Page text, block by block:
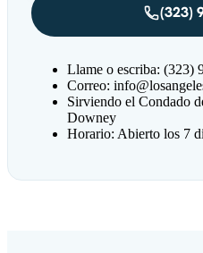
(323)
Llame o escriba: (323)
Correo:
Sirviendo el Condado
Downey
Horario: Abierto los 7